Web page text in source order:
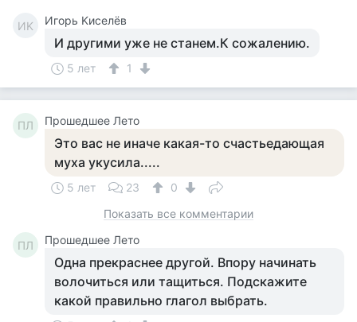
ИK Игорь Kиселёв
И другими уже не станем.К сожалению.
5 лет 1
ПЛ Прошедшее Лето
Это вас не иначе какая-то счастьедающая
муха укусила.....
5 лет 23
0
Показать все комментарии
ПЛ Прошедшее Лето
Одна прекраснее другой. Впору начинать
волочиться или тащиться. Подскажите
какой правильно глагол выбрать.